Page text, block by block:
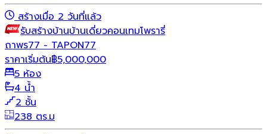
สร้างเมื่อ 2 วันที่แล้ว
รับสร้างบ้านบ้านเดี่ยวคอนเทมโพรารี่
ถาพร77 - TAPON77
ราคาเริ่มต้น฿5,000,000
5 ห้อง
4 น้ำ
2 ชั้น
238 ตร.ม